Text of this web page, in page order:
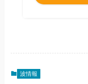
波情報